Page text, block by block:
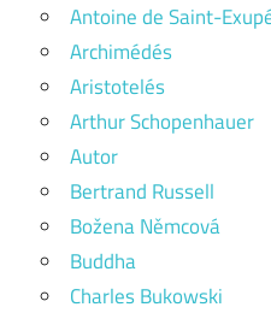
Antoine de Saint-
Archimédés
Aristotelés
Arthur Schopenhauer
Autor
Bertrand Russell
Božena Němcová
Buddha
Charles Bukowski